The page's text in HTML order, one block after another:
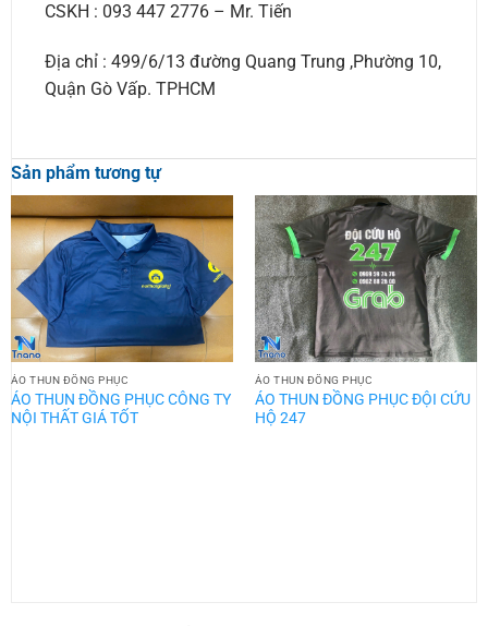
CSKH : 093 447 2776 – Mr. Tiến
Địa chỉ : 499/6/13 đường Quang Trung ,Phường 10,
Quận Gò Vấp. TPHCM
Sản phẩm tương tự
ÁO THUN ĐỒNG PHỤC
ÁO THUN ĐỒNG PHỤC CÔNG TY
NỘI THẤT GIÁ TỐT
ÁO THUN ĐỒNG PHỤC
ÁO THUN ĐỒNG PHỤC ĐỘI CỨU
HỘ 247